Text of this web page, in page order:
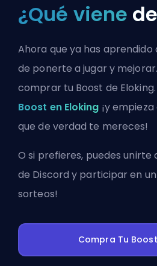
¿Qué viene
Ahora que ya has aprendido
de ponerte a jugar y
comprar tu Boost de Eloking.
Boost en Eloking ¡y
que de verdad te mereces!
O si prefieres, puedesunirte
de Discord y participar en
sorteos!
Compra Tu